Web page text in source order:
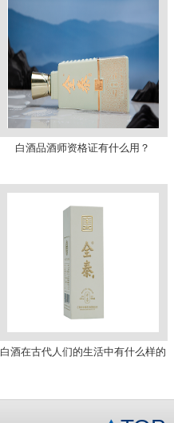
白酒品酒师资格证有什么用？
白酒在古代人们的生活中有什么样的